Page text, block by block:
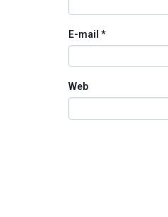
E-mail *
Web